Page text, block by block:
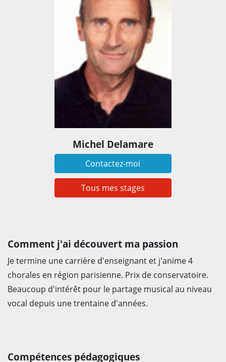
Michel Delamare
Contactez-moi
Tous mes stages
Comment j'ai découvert ma passion
Je termine une carrière d'enseignant et j'anime 4
chorales en région parisienne. Prix de conservatoire.
Beaucoup d'intérêt pour le partage musical au niveau
vocal depuis une trentaine d'années.
Compétences pédagogiques